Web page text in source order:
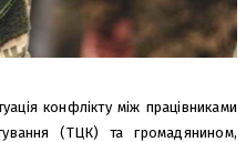
конфлікту між працівниками
(ТЦК) та громадянином,